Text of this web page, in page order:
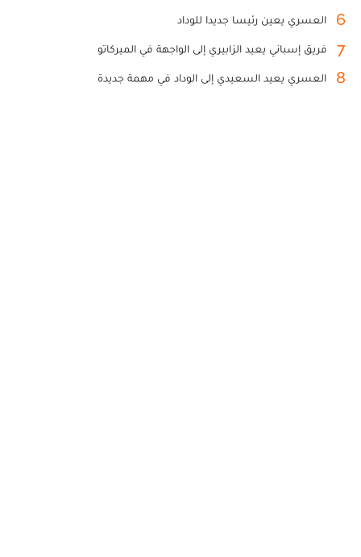
6 العسري يعين رئيسا جديدا للوداد
7 فريق إسباني يعيد الزابيري إلى الواجهة في الميركاتو
8 العسري يعيد السعيدي إلى الوداد في مهمة جديدة